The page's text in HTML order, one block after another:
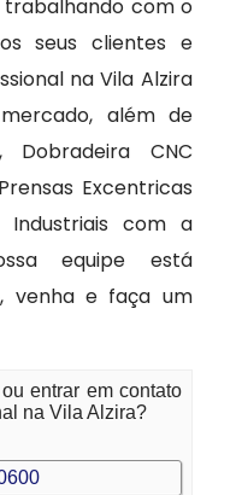
trabalhando com o
seus clientes e
na Vila Alzira
além de
Dobradeira CNC
Excentricas
Industriais com a
equipe está
venha e faça um
entrar em contato
na Vila Alzira?